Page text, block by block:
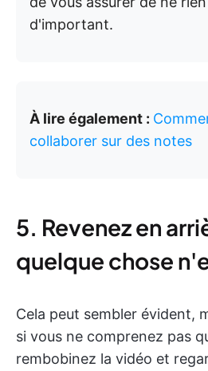
d'important.
À lire également :
collaborer sur des notes
5. Revenez en
quelque chose
Cela peut sembler évident,
si vous ne comprenez pas
rembobinez la vidéo et